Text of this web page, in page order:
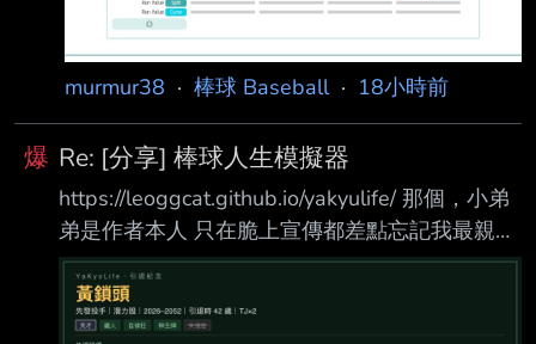
murmur38 · 棒球 Baseball· 18小時前
爆 Re: [分享] 棒球人生模擬器
https://leoggcat.github.io/yakyulife/ 那個，小弟
弟是作者本人 只在脆上宣傳都差點忘記我最親愛
的家鄉PTT 這兩天因為外務一直沒有上來發文，
但大家的養成結果我都有看到 我印象最深刻的是
在我改版以後有人養出一個名人堂等級的投手 法